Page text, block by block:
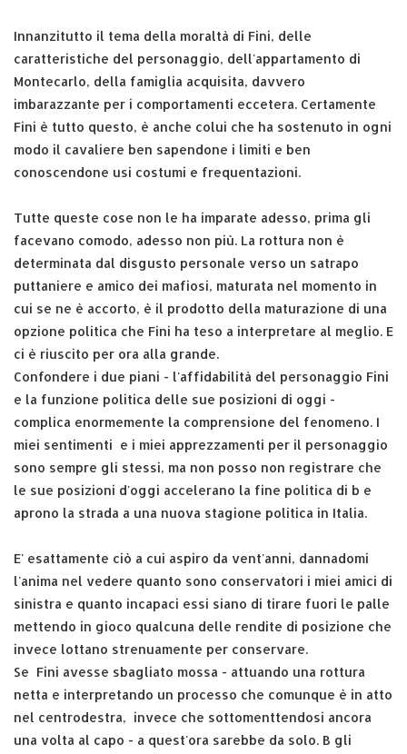
Innanzitutto il tema della moraltà di Fini, delle
caratteristiche del personaggio, dell'appartamento di
Montecarlo, della famiglia acquisita, davvero
imbarazzante per i comportamenti eccetera. Certamente
Fini è tutto questo, è anche colui che ha sostenuto in ogni
modo il cavaliere ben sapendone i limiti e ben
conoscendone usi costumi e frequentazioni.
Tutte queste cose non le ha imparate adesso, prima gli
facevano comodo, adesso non più. La rottura non è
determinata dal disgusto personale verso un satrapo
puttaniere e amico dei mafiosi, maturata nel momento in
cui se ne è accorto, è il prodotto della maturazione di una
opzione politica che Fini ha teso a interpretare al meglio. E
ci è riuscito per ora alla grande.
Confondere i due piani - l'affidabilità del personaggio Fini
e la funzione politica delle sue posizioni di oggi -
complica enormemente la comprensione del fenomeno. I
miei sentimenti e i miei apprezzamenti per il personaggio
sono sempre gli stessi, ma non posso non registrare che
le sue posizioni d'oggi accelerano la fine politica di b e
aprono la strada a una nuova stagione politica in Italia.
E' esattamente ciò a cui aspiro da vent'anni, dannadomi
l'anima nel vedere quanto sono conservatori i miei amici di
sinistra e quanto incapaci essi siano di tirare fuori le palle
mettendo in gioco qualcuna delle rendite di posizione che
invece lottano strenuamente per conservare.
Se Fini avesse sbagliato mossa - attuando una rottura
netta e interpretando un processo che comunque è in atto
nel centrodestra, invece che sottomenttendosi ancora
una volta al capo - a quest'ora sarebbe da solo. B gli